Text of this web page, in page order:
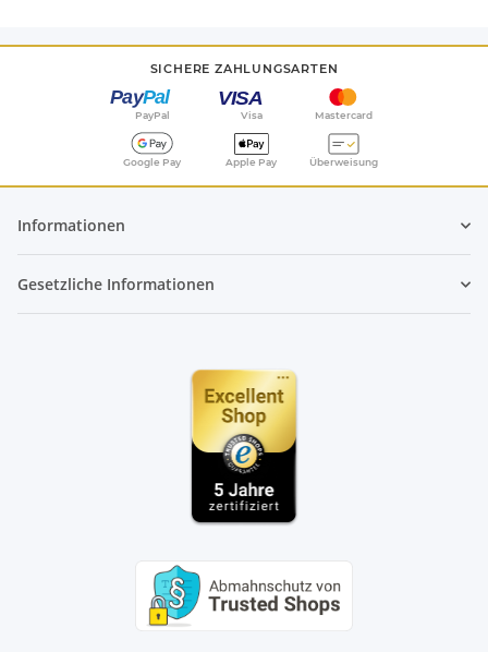
SICHERE ZAHLUNGSARTEN
PayPal Visa Mastercard
Google Pay Apple Pay Überweisung
Informationen
Gesetzliche Informationen